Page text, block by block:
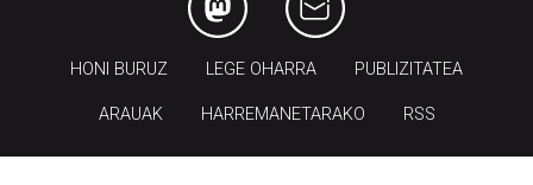
HONI BURUZ LEGE OHARRA PUBLIZITATEA
ARAUAK HARREMANETARAKO RSS